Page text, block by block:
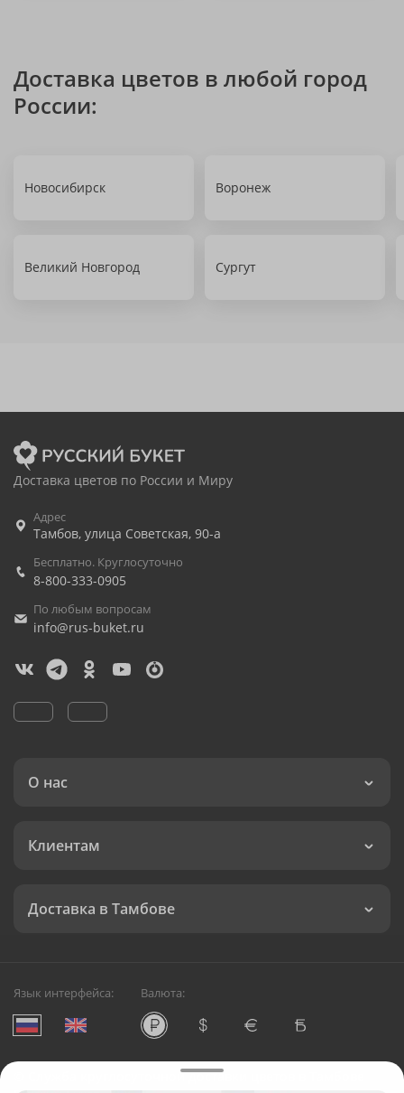
Доставка цветов в любой город
России:
Новосибирск Воронеж
Великий Новгород Сургут
Доставка цветов по России и Миру
Адрес
Тамбов, улица Советская, 90-а
Бесплатно. Круглосуточно
8-800-333-0905
По любым вопросам
info@rus-buket.ru
О нас
Клиентам
Доставка в Тамбове
Язык интерфейса: Валюта:
Служба круглосуточной доставки цветов в Тамбове